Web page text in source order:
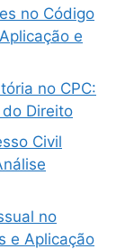
no Código
e
no CPC:
Direito
Civil
no
e Aplicação